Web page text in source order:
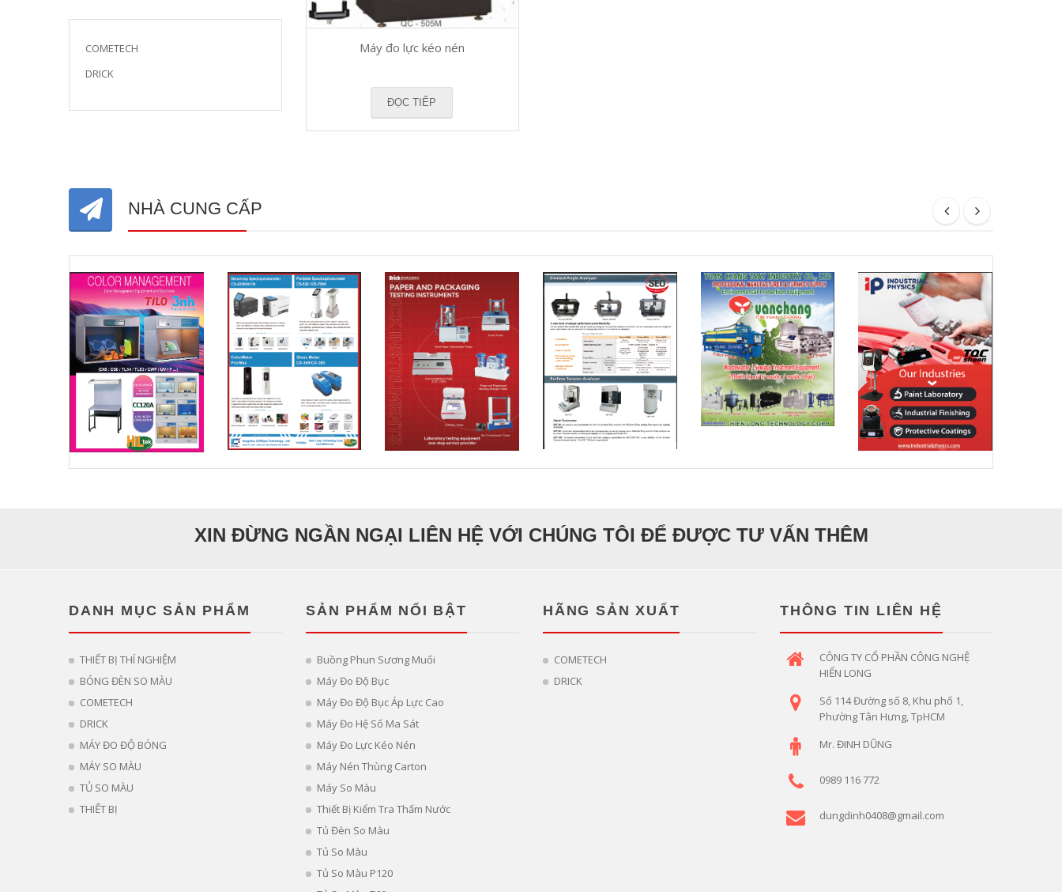
COMETECH
DRICK
Máy đo lực kéo nén
ĐỌC TIẾP
NHÀ CUNG CẤP
XIN ĐỪNG NGẦN NGẠI LIÊN HỆ VỚI CHÚNG TÔI ĐỂ ĐƯỢC TƯ VẤN THÊM
DANH MỤC SẢN PHẨM
THIẾT BỊ THÍ NGHIỆM
BÓNG ĐÈN SO MÀU
COMETECH
DRICK
MÁY ĐO ĐỘ BÓNG
MÁY SO MÀU
TỦ SO MÀU
THIẾT BỊ
SẢN PHẨM NỔI BẬT
Buồng Phun Sương Muối
Máy Đo Độ Bục
Máy Đo Độ Bục Áp Lực Cao
Máy Đo Hệ Số Ma Sát
Máy Đo Lực Kéo Nén
Máy Nén Thùng Carton
Máy So Màu
Thiết Bị Kiểm Tra Thấm Nước
Tủ Đèn So Màu
Tủ So Màu
Tủ So Màu P120
HÃNG SẢN XUẤT
COMETECH
DRICK
THÔNG TIN LIÊN HỆ
CÔNG TY CỔ PHẦN CÔNG NGHỆ
HIỂN LONG
Số 114 Đường số 8, Khu phố 1,
Phường Tân Hưng, TpHCM
Mr. ĐINH DŨNG
0989 116 772
dungdinh0408@gmail.com